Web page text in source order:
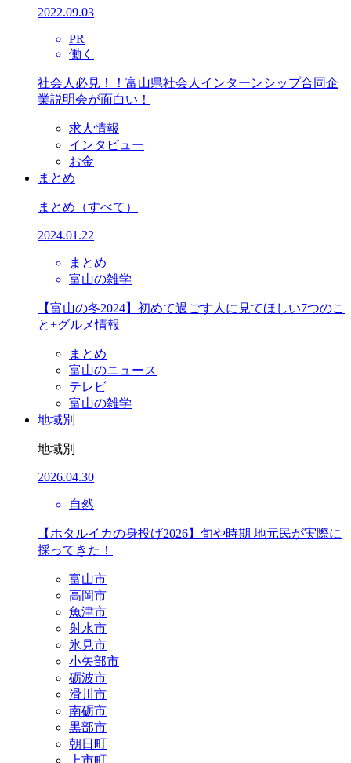
2022.09.03
PR
働く
社会人必見！！富山県社会人インターンシップ合同企
業説明会が面白い！
求人情報
インタビュー
お金
まとめ
まとめ （すべて）
2024.01.22
まとめ
富山の雑学
【富山の冬2024】初めて過ごす人に見てほしい7つのこ
と+グルメ情報
まとめ
富山のニュース
テレビ
富山の雑学
地域別
地域別
2026.04.30
自然
【ホタルイカの身投げ2026】旬や時期 地元民が実際に
採ってきた！
富山市
高岡市
魚津市
射水市
氷見市
小矢部市
砺波市
滑川市
南砺市
黒部市
朝日町
上市町